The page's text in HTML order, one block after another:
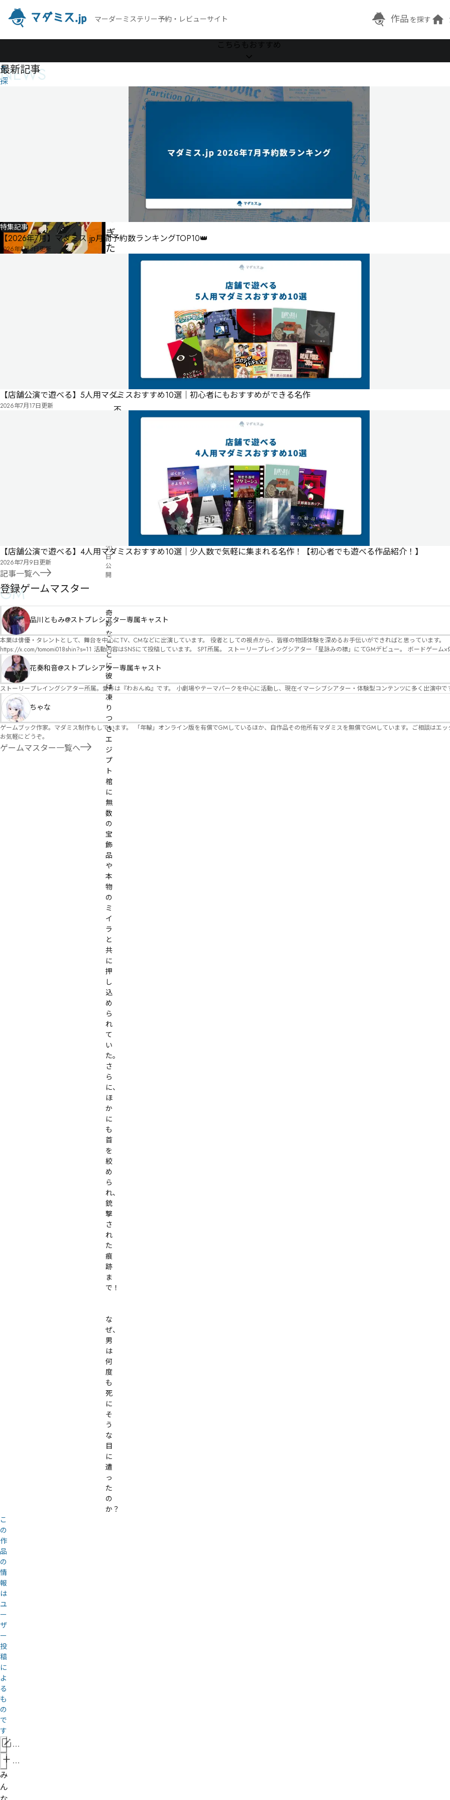
マーダーミステリー予約・レビューサイト 作品 を探す
を
探
ぎ
た
ー
不
20
日
公
開
奇
妙
な
こ
と
に
彼
は
凍
り
つ
き、
エ
ジ
プ
ト
棺
に
無
数
の
宝
飾
品
や
本
物
の
ミ
イ
ラ
と
共
に
押
し
込
め
ら
れ
て
い
た。
さ
ら
に、
ほ
か
に
も
首
を
絞
め
ら
れ、
銃
撃
さ
れ
た
痕
跡
ま
で！
な
ぜ、
男
は
何
度
も
死
に
そ
う
な
目
に
遭
っ
た
の
か？
こ
の
作
品
の
情
報
は
ユ
ー
ザ
ー
投
稿
に
よ
る
も
の
で
す
情
管
み
ん
こちらもおすすめ
NEWS
最新記事
特集記事
【2026年7月】マダミス.jp月間予約数ランキングTOP10👑
2026年8月3日更新
【店舗公演で遊べる】5人用マダミスおすすめ10選｜初心者にもおすすめができる名作
2026年7月17日更新
【店舗公演で遊べる】4人用マダミスおすすめ10選｜少人数で気軽に集まれる名作！【初心者でも遊べる作品紹介！】
2026年7月9日更新
記事一覧へ
GM
登録ゲームマスター
品川ともみ@ストプレシアター専属キャスト
本業は俳優・タレントとして、舞台を中心にTV、CMなどに出演しています。 役者としての視点から、皆様の物語体験を深めるお手伝いができればと思っています。
https://x.com/tomomi018shin?s=11 活動内容はSNSにて投稿しています。 SPT所属。 ストーリープレイングシアター「星詠みの標」にてGMデビュー。 ボードゲーム×体感型演劇 イマ
ーシブカフェ「コアクト」(不定期開催)出演中。
花奏和音@ストプレシアター専属キャスト
ストーリープレイングシアター所属。愛称は『わおんぬ』です。 小劇場やテーマパークを中心に活動し、現在イマーシブシアター・体験型コンテンツに多く出演中で
ちゃな
ゲームブック作家。マダミス制作もしています。 「年輪」オンライン版を有償でGMしているほか、自作品その他所有マダミスを無償でGMしています。ご相談はエッ
お気軽にどうぞ。
ゲームマスター一覧へ